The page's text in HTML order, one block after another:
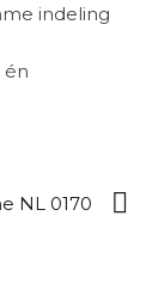
indeling
én
NL 0170